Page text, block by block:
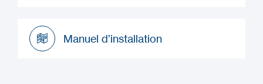
Manuel d’installation